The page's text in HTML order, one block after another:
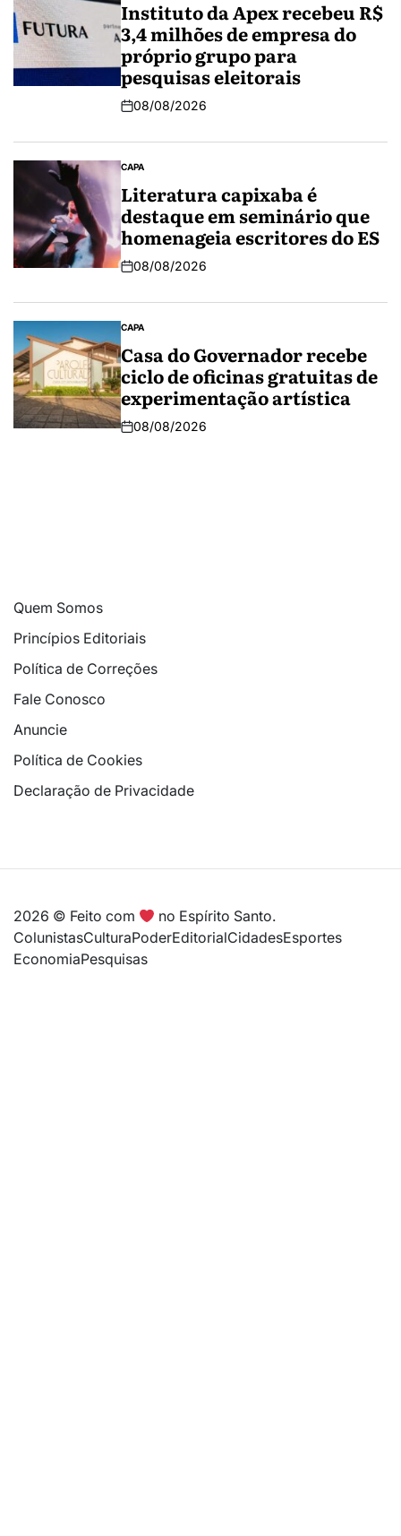
Instituto da Apex recebeu R$
3,4 milhões de empresa do
próprio grupo para
pesquisas eleitorais
08/08/2026
CAPA
Literatura capixaba é
destaque em seminário que
homenageia escritores do ES
08/08/2026
CAPA
Casa do Governador recebe
ciclo de oficinas gratuitas de
experimentação artística
08/08/2026
Quem Somos
Princípios Editoriais
Política de Correções
Fale Conosco
Anuncie
Política de Cookies
Declaração de Privacidade
2026 © Feito com
no Espírito Santo.
ColunistasCulturaPoderEditorialCidadesEsportes
EconomiaPesquisas